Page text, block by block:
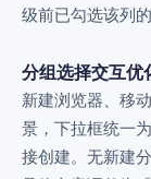
级前已勾选该列
分组选择交互优
新建浏览器、移
景，下拉框统一
接创建。无新建